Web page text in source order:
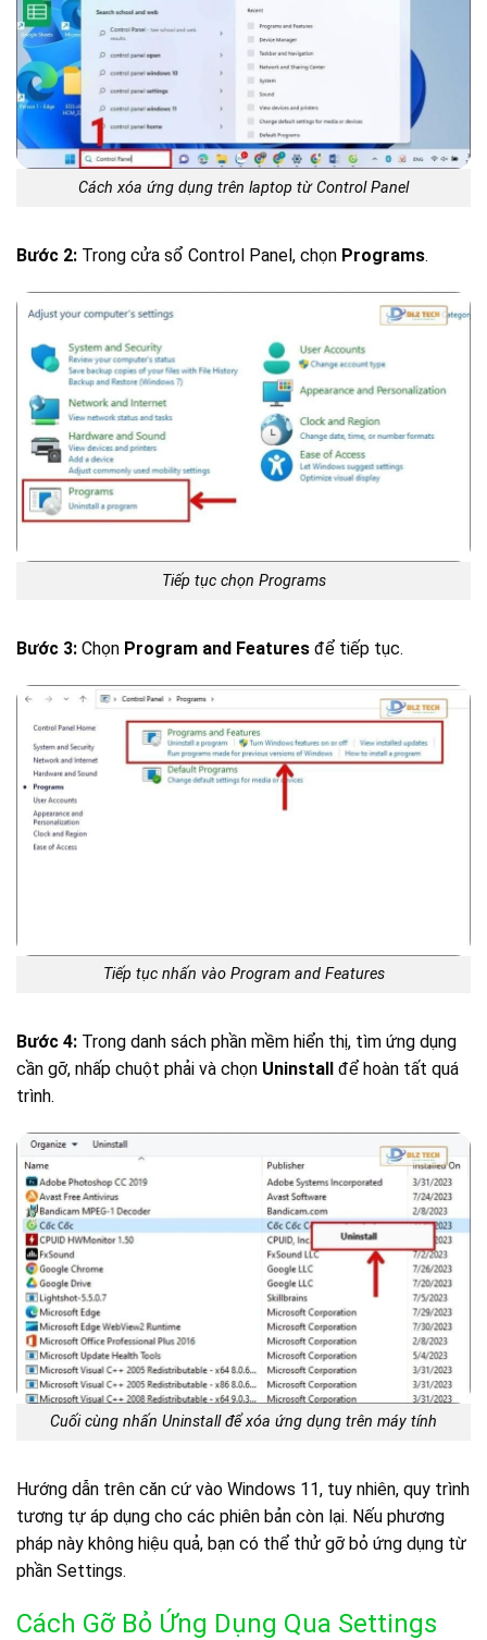
Cách xóa ứng dụng trên laptop từ Control Panel
Bước 2: Trong cửa sổ Control Panel, chọn Programs.
Tiếp tục chọn Programs
Bước 3: Chọn Program and Features để tiếp tục.
Tiếp tục nhấn vào Program and Features
Bước 4: Trong danh sách phần mềm hiển thị, tìm ứng dụng
cần gỡ, nhấp chuột phải và chọn Uninstall để hoàn tất quá
trình.
Cuối cùng nhấn Uninstall để xóa ứng dụng trên máy tính
Hướng dẫn trên căn cứ vào Windows 11, tuy nhiên, quy trình
tương tự áp dụng cho các phiên bản còn lại. Nếu phương
pháp này không hiệu quả, bạn có thể thử gỡ bỏ ứng dụng từ
phần Settings.
Cách Gỡ Bỏ Ứng Dụng Qua Settings